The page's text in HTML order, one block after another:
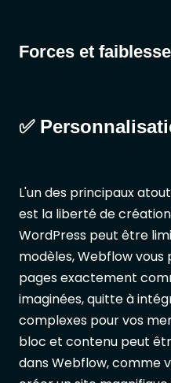
Forces et
✅
L'un des principaux
est la liberté de
WordPress peut être
modèles, Webflow
pages exactement
imaginées, quitte à
complexes pour vos
bloc et contenu peut
dans Webflow, comme